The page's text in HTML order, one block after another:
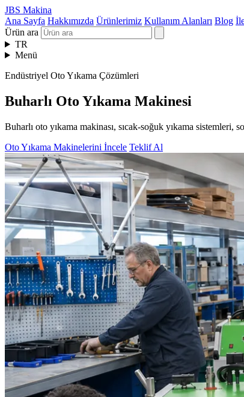
JBS Makina
Ana Sayfa Hakkımızda Ürünlerimiz Kullanım Alanları Blog
Ürün ara
TR
Menü
Endüstriyel Oto Yıkama Çözümleri
Buharlı Oto Yıkama Makinesi
Buharlı oto yıkama makinası, sıcak-soğuk yıkama
Oto Yıkama Makinelerini İncele Teklif Al